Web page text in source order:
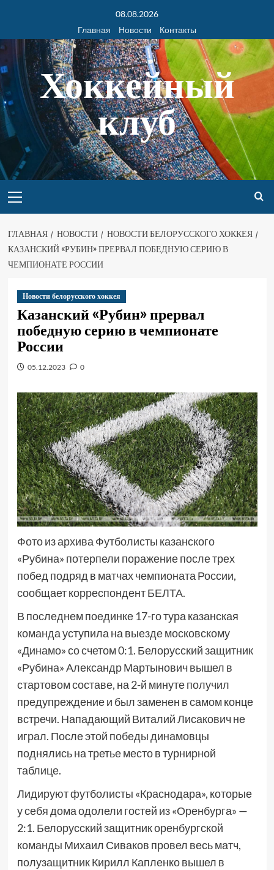
08.08.2026
Главная
Новости Контакты
Хоккейный
клуб
ГЛАВНАЯ НОВОСТИ
НОВОСТИ БЕЛОРУССКОГО ХОККЕЯ
КАЗАНСКИЙ «РУБИН» ПРЕРВАЛ ПОБЕДНУЮ СЕРИЮ В
ЧЕМПИОНАТЕ РОССИИ
Новости белорусского хоккея
Казанский «Рубин» прервал
победную серию в чемпионате
России
05.12.2023 0
Фото из архива Футболисты казанского
«Рубина» потерпели поражение после трех
побед подряд в матчах чемпионата России,
сообщает корреспондент БЕЛТА.
В последнем поединке 17-го тура казанская
команда уступила на выезде московскому
«Динамо» со счетом 0:1. Белорусский защитник
«Рубина» Александр Мартынович вышел в
стартовом составе, на 2-й минуте получил
предупреждение и был заменен в самом конце
встречи. Нападающий Виталий Лисакович не
играл. После этой победы динамовцы
поднялись на третье место в турнирной
таблице.
Лидируют футболисты «Краснодара», которые
у себя дома одолели гостей из «Оренбурга» —
2:1. Белорусский защитник оренбургской
команды Михаил Сиваков провел весь матч,
полузащитник Кирилл Капленко вышел в